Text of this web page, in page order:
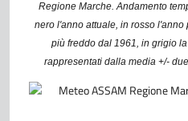
Regione Marche. Andamento
nero l'anno attuale, in rosso
più freddo dal 1961, in grigio
rappresentati dalla media +/-